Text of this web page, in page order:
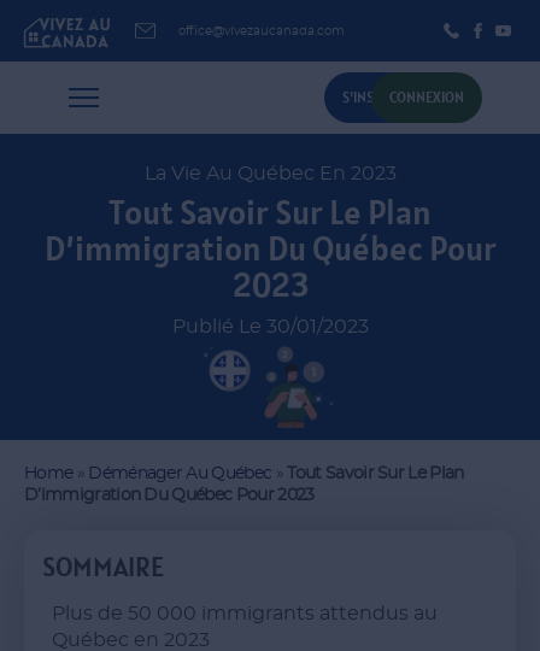
office@vivezaucanada.com
S'INSCRIRECONNEXION
La Vie Au Québec En 2023
Tout Savoir Sur Le Plan
D’immigration Du Québec Pour
2023
Publié Le 30/01/2023
Home» Déménager Au Québec »
Tout Savoir Sur Le Plan
D’immigration Du Québec Pour 2023
SOMMAIRE
Plus de 50 000 immigrants attendus au
Québec en 2023